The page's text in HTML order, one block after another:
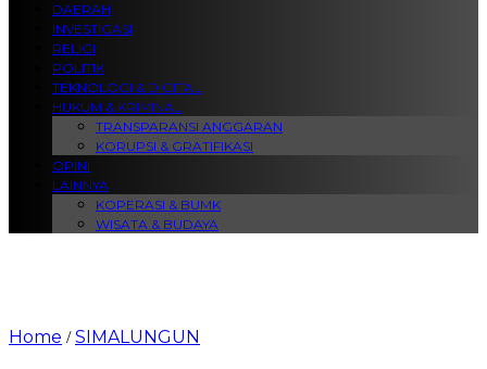
DAERAH
INVESTIGASI
RELIGI
POLITIK
TEKNOLOGI & DIGITAL
HUKUM & KRIMINAL
TRANSPARANSI ANGGARAN
KORUPSI & GRATIFIKASI
OPINI
LAINNYA
KOPERASI & BUMK
WISATA & BUDAYA
Home /SIMALUNGUN